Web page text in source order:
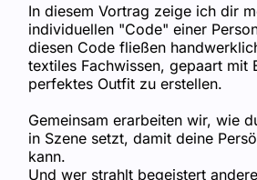
In diesem Vortrag zeige ich dir
individuellen "Code" einer
diesen Code fließen
textiles Fachwissen, gepaart mit
perfektes Outfit zu erstellen.
Gemeinsam erarbeiten wir, wie
in Szene setzt, damit deine
kann.
Und wer strahlt begeistert